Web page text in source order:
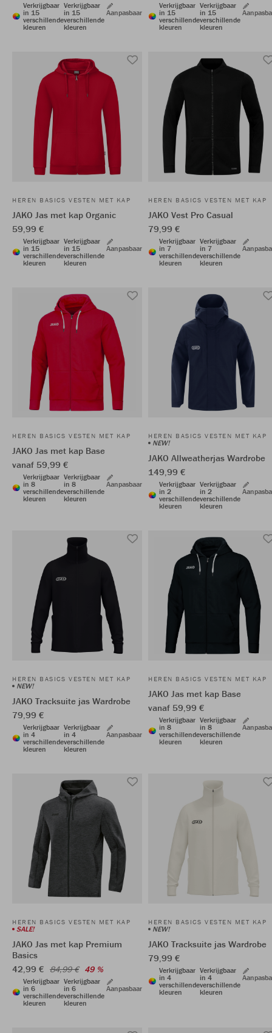
Verkrijgbaar
in 15
verschillende
kleuren
Verkrijgbaar
in 15
verschillende
kleuren
Aanpasbaar
Verkrijgbaar
in 15
verschillende
kleuren
Verkrijgbaar
in 15
verschillende
kleuren
HEREN BASICS VESTEN MET KAP
JAKO Jas met kap Organic
59,99 €
Verkrijgbaar
in 15
verschillende
kleuren
Verkrijgbaar
in 15
verschillende
kleuren
Aanpasbaar
HEREN BASICS VESTEN MET KAP
JAKO Vest Pro Casual
79,99 €
Verkrijgbaar
in 7
verschillende
kleuren
Verkrijgbaar
in 7
verschillende
kleuren
HEREN BASICS VESTEN MET KAP
JAKO Jas met kap Base
vanaf 59,99 €
Verkrijgbaar
in 8
verschillende
kleuren
Verkrijgbaar
in 8
verschillende
kleuren
Aanpasbaar
HEREN BASICS VESTEN MET KAP
NEW!
JAKO Allweatherjas Wardrobe
149,99 €
Verkrijgbaar
in 2
verschillende
kleuren
Verkrijgbaar
in 2
verschillende
kleuren
HEREN BASICS VESTEN MET KAP
NEW!
JAKO Tracksuite jas Wardrobe
79,99 €
Verkrijgbaar
in 4
verschillende
kleuren
Verkrijgbaar
in 4
verschillende
kleuren
Aanpasbaar
HEREN BASICS VESTEN MET KAP
JAKO Jas met kap Base
vanaf 59,99 €
Verkrijgbaar
in 8
verschillende
kleuren
Verkrijgbaar
in 8
verschillende
kleuren
HEREN BASICS VESTEN MET KAP
SALE!
JAKO Jas met kap Premium
Basics
42,99 € 84,99 € 49 %
Verkrijgbaar
in 6
verschillende
kleuren
Verkrijgbaar
in 6
verschillende
kleuren
Aanpasbaar
HEREN BASICS VESTEN MET KAP
NEW!
JAKO Tracksuite jas Wardrobe
79,99 €
Verkrijgbaar
in 4
verschillende
kleuren
Verkrijgbaar
in 4
verschillende
kleuren